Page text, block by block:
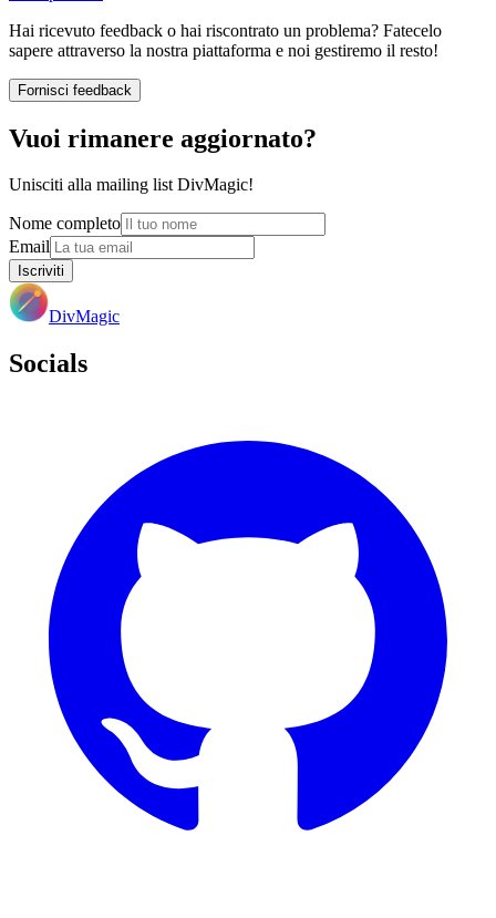
Hai ricevuto feedback o hai riscontrato un problema? Fatecelo
sapere attraverso la nostra piattaforma e noi gestiremo il resto!
Fornisci feedback
Vuoi rimanere aggiornato?
Unisciti alla mailing list DivMagic!
Nome completo
Email
Iscriviti
DivMagic
Socials